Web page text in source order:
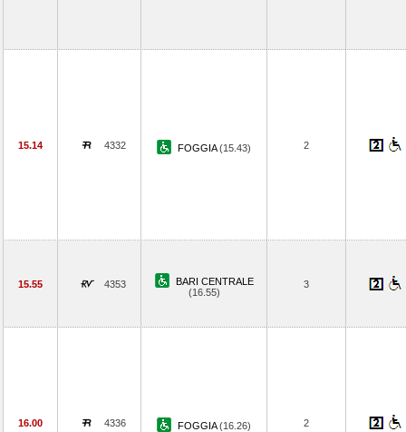
15.14 4332 FOGGIA(15.43) 2
15.55 4353
BARI CENTRALE
(16.55)
3
16.00 4336 FOGGIA(16.26) 2